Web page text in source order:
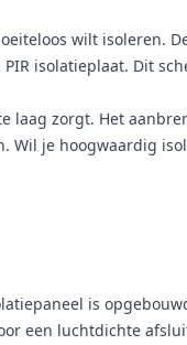
wilt isoleren.
isolatieplaat. Dit
zorgt. Het
je hoogwaardig
is
een luchtdichte